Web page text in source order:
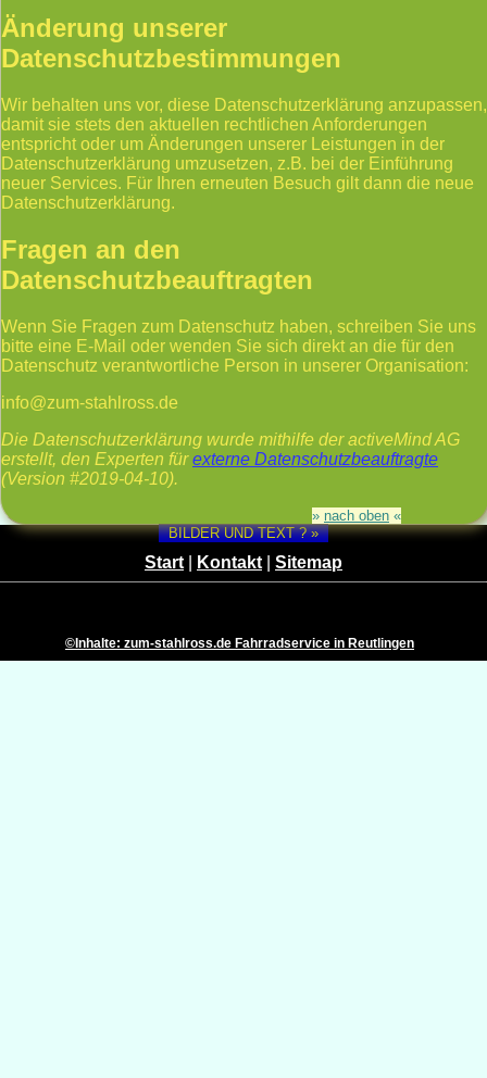
Änderung unserer
Datenschutzbestimmungen
Wir behalten uns vor, diese Datenschutzerklärung anzupassen,
damit sie stets den aktuellen rechtlichen Anforderungen
entspricht oder um Änderungen unserer Leistungen in der
Datenschutzerklärung umzusetzen, z.B. bei der Einführung
neuer Services. Für Ihren erneuten Besuch gilt dann die neue
Datenschutzerklärung.
Fragen an den
Datenschutzbeauftragten
Wenn Sie Fragen zum Datenschutz haben, schreiben Sie uns
bitte eine E-Mail oder wenden Sie sich direkt an die für den
Datenschutz verantwortliche Person in unserer Organisation:
info@zum-stahlross.de
Die Datenschutzerklärung wurde mithilfe der activeMind AG
erstellt, den Experten fürexterne Datenschutzbeauftragte
(Version #2019-04-10).
» nach oben «
BILDER UND TEXT ? »
Start Kontakt Sitemap
©Inhalte: zum-stahlross.de Fahrradservice in Reutlingen